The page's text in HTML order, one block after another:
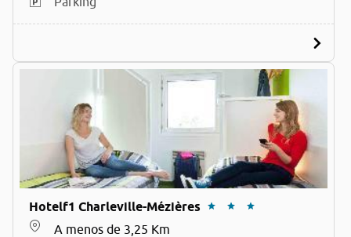
Hotelf1 Charleville-Mézières
A menos de 3,25 Km